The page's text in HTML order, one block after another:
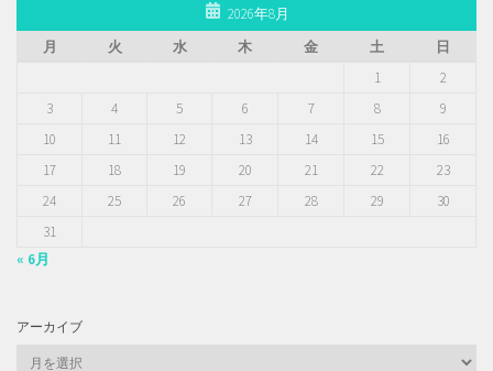
2026年8月
月
火 水 木 金 土
日
1
2
3
4 5 6 7 8
9
10
11 12 13 14 15
16
17
18 19 20 21 22
23
24
25 26 27 28 29
30
31
« 6月
アーカイブ